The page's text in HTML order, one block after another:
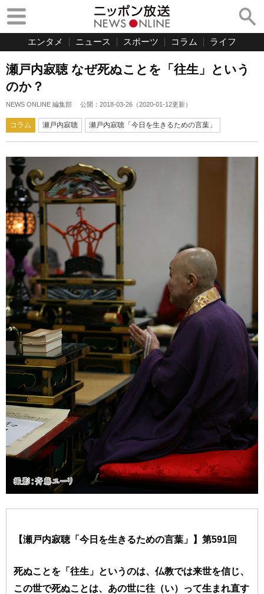
エンタメ ニュース スポーツ コラム ライフ
瀬戸内寂聴 なぜ死ぬことを「往生」という
のか？
NEWS ONLINE 編集部 公開： 2018-03-26 （2020-01-12更新）
コラム 瀬戸内寂聴 瀬戸内寂聴「今日を生きるための言葉」
【瀬戸内寂聴「今日を生きるための言葉」】第591回
死ぬことを「往生」というのは、仏教では来世を信じ、
この世で死ぬことは、あの世に往（い）って生まれ直す